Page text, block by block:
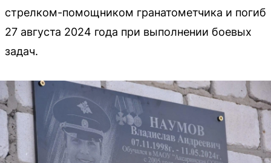
стрелком-помощником гранатометчика и погиб
27 августа 2024 года при выполнении боевых
задач.